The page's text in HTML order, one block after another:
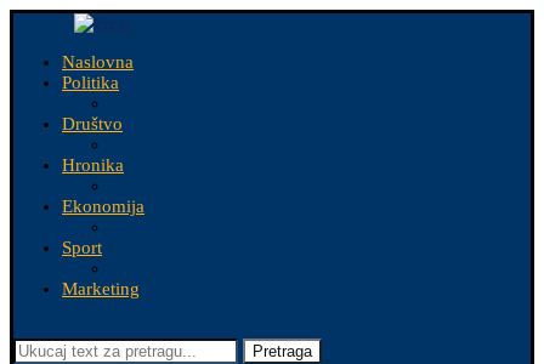
Naslovna
Politika
Društvo
Hronika
Ekonomija
Sport
Marketing
Pretraga